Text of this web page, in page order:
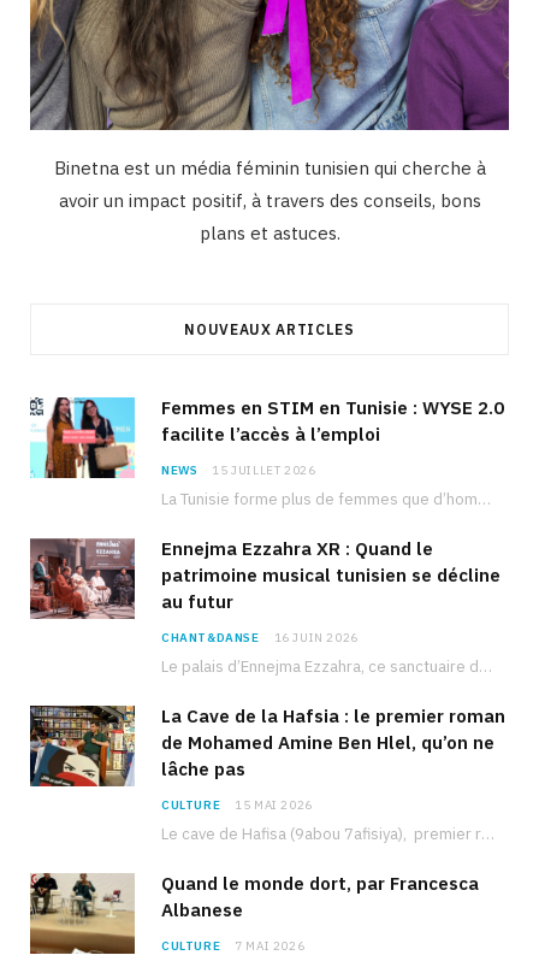
Binetna est un média féminin tunisien qui cherche à
avoir un impact positif, à travers des conseils, bons
plans et astuces.
NOUVEAUX ARTICLES
Femmes en STIM en Tunisie : WYSE 2.0
facilite l’accès à l’emploi
NEWS 15 JUILLET 2026
La Tunisie forme plus de femmes que d’hommes dans les filières scientifiques. Pourtant, pour beaucoup…
Ennejma Ezzahra XR : Quand le
patrimoine musical tunisien se décline
au futur
CHANT&DANSE 16 JUIN 2026
Le palais d’Ennejma Ezzahra, ce sanctuaire de la musique tunisienne et méditerranéenne construit par le…
La Cave de la Hafsia : le premier roman
de Mohamed Amine Ben Hlel, qu’on ne
lâche pas
CULTURE 15 MAI 2026
Le cave de Hafisa (9abou 7afisiya), premier roman du journaliste tunisien Mohamed Amine Ben Hlel,…
Quand le monde dort, par Francesca
Albanese
CULTURE 7 MAI 2026